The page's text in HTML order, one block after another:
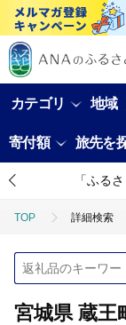
カテゴリ 地域
寄付額 旅先を
「ふる
TOP 詳細検索
宮城県 蔵王